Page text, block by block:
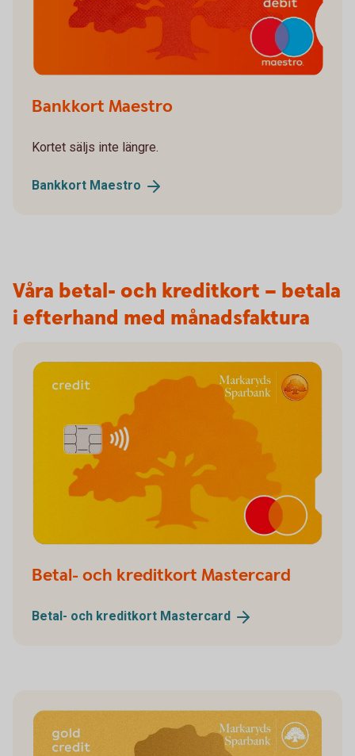
Bankkort Maestro
Kortet säljs inte längre.
Bankkort Maestro
Våra betal- och kreditkort – betala
i efterhand med månadsfaktura
Betal- och kreditkort Mastercard
Betal- och kreditkort Mastercard